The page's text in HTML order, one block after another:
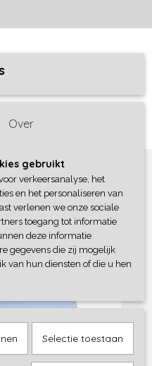
Frogs & Dogs
Over
gebruikt
verkeersanalyse, het
en het personaliseren van
verlenen we onze sociale
toegang tot informatie
deze informatie
gegevens die zij mogelijk
van hun diensten of die u hen
Selectie toestaan